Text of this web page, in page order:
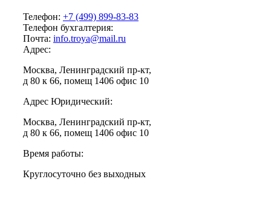
Телефон: +7 (499) 899-83-83
Телефон бухгалтерия:
Почта: info.troya@mail.ru
Адрес:
Москва, Ленинградский пр-кт,
д 80 к 66, помещ 1406 офис 10
Адрес Юридический:
Москва, Ленинградский пр-кт,
д 80 к 66, помещ 1406 офис 10
Время работы:
Круглосуточно без выходных